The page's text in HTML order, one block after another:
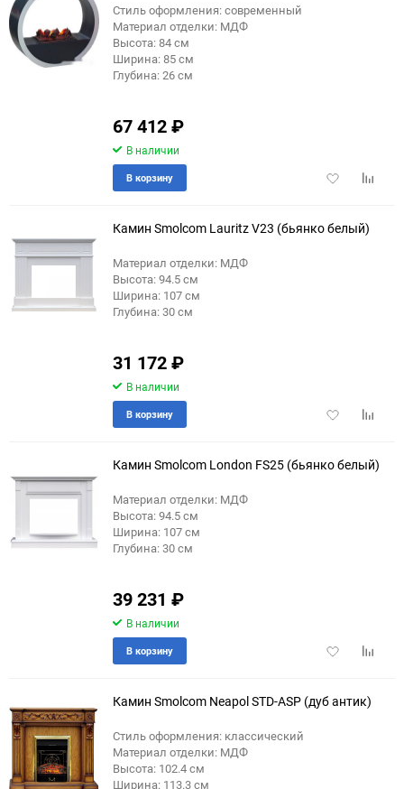
Стиль оформления: современный
Материал отделки: МДФ
Высота: 84 см
Ширина: 85 см
Глубина: 26 см
67 412₽
В наличии
Добавить
В корзину
Камин Smolcom Lauritz V23 (бьянко белый)
Материал отделки: МДФ
Высота: 94.5 см
Ширина: 107 см
Глубина: 30 см
31 172₽
В наличии
Добавить
В корзину
Камин Smolcom London FS25 (бьянко белый)
Материал отделки: МДФ
Высота: 94.5 см
Ширина: 107 см
Глубина: 30 см
39 231 ₽
В наличии
Добавить
В корзину
Камин Smolcom Neapol STD-ASP (дуб антик)
Стиль оформления: классический
Материал отделки: МДФ
Высота: 102.4 см
Ширина: 113.3 см